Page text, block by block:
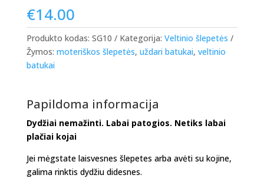
€14.00
Produkto kodas: SG10 Kategorija: Veltinio šlepetės
Žymos: moteriškos šlepetės, uždari batukai, veltinio
batukai
Papildoma informacija
Dydžiai nemažinti. Labai patogios. Netiks labai
plačiai kojai
Jei mėgstate laisvesnes šlepetes arba avėti su kojine,
galima rinktis dydžiu didesnes.